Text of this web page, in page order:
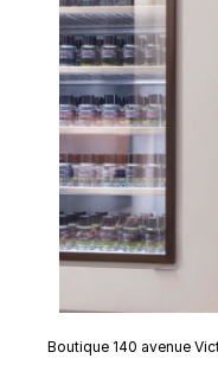
Boutique 140 avenue